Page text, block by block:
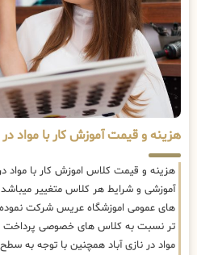
هزینه و قیمت آموزش کار با مواد در
هزینه و قیمت کلاس اموزش کار با مواد
آموزشی و شرایط هر کلاس متغییر
های عمومی اموزشگاه عریس شرکت نموده
تر نسبت به کلاس های خصوصی پرداخت
مواد در نازی آباد همچنین با توجه به